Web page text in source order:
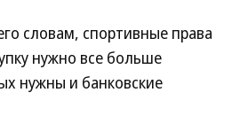
словам, спортивные права
нужно все больше
нужны и банковские